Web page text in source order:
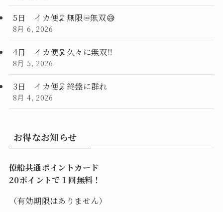
5日 イカ便🦑無限♾️無双😅
8月 6, 2026
4日 イカ便🦑久々に無双‼️
8月 5, 2026
3日 イカ便🦑終盤に群れ
8月 4, 2026
お得なお知らせ
僚船共通ポイントカード
20ポイントで１回無料！
（有効期限はありません）